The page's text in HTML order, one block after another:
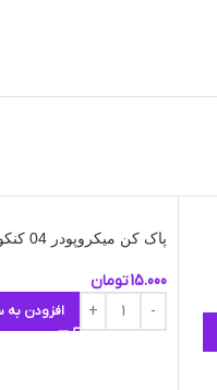
پاک کن میکروپودر 04 کنکو مشکی
15.000تومان
افزودن به